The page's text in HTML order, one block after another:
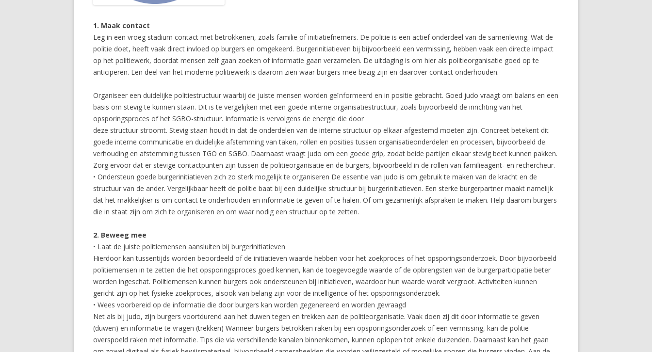
1. Maak contact
Leg in een vroeg stadium contact met betrokkenen, zoals familie of initiatiefnemers. De politie is een actief onderdeel van de samenleving. Wat de
politie doet, heeft vaak direct invloed op burgers en omgekeerd. Burgerinitiatieven bij bijvoorbeeld een vermissing, hebben vaak een directe impact
op het politiewerk, doordat mensen zelf gaan zoeken of informatie gaan verzamelen. De uitdaging is om hier als politieorganisatie goed op te
anticiperen. Een deel van het moderne politiewerk is daarom zien waar burgers mee bezig zijn en daarover contact onderhouden.
Organiseer een duidelijke politiestructuur waarbij de juiste mensen worden geïnformeerd en in positie gebracht. Goed judo vraagt om balans en een
basis om stevig te kunnen staan. Dit is te vergelijken met een goede interne organisatiestructuur, zoals bijvoorbeeld de inrichting van het
opsporingsproces of het SGBO-structuur. Informatie is vervolgens de energie die door
deze structuur stroomt. Stevig staan houdt in dat de onderdelen van de interne structuur op elkaar afgestemd moeten zijn. Concreet betekent dit
goede interne communicatie en duidelijke afstemming van taken, rollen en posities tussen organisatieonderdelen en processen, bijvoorbeeld de
verhouding en afstemming tussen TGO en SGBO. Daarnaast vraagt judo om een goede grip, zodat beide partijen elkaar stevig beet kunnen pakken.
Zorg ervoor dat er stevige contactpunten zijn tussen de politieorganisatie en de burgers, bijvoorbeeld in de rollen van familieagent- en rechercheur.
• Ondersteun goede burgerinitiatieven zich zo sterk mogelijk te organiseren De essentie van judo is om gebruik te maken van de kracht en de
structuur van de ander. Vergelijkbaar heeft de politie baat bij een duidelijke structuur bij burgerinitiatieven. Een sterke burgerpartner maakt namelijk
dat het makkelijker is om contact te onderhouden en informatie te geven of te halen. Of om gezamenlijk afspraken te maken. Help daarom burgers
die in staat zijn om zich te organiseren en om waar nodig een structuur op te zetten.
2. Beweeg mee
• Laat de juiste politiemensen aansluiten bij burgerinitiatieven
Hierdoor kan tussentijds worden beoordeeld of de initiatieven waarde hebben voor het zoekproces of het opsporingsonderzoek. Door bijvoorbeeld
politiemensen in te zetten die het opsporingsproces goed kennen, kan de toegevoegde waarde of de opbrengsten van de burgerparticipatie beter
worden ingeschat. Politiemensen kunnen burgers ook ondersteunen bij initiatieven, waardoor hun waarde wordt vergroot. Activiteiten kunnen
gericht zijn op het fysieke zoekproces, alsook van belang zijn voor de intelligence of het opsporingsonderzoek.
• Wees voorbereid op de informatie die door burgers kan worden gegenereerd en worden gevraagd
Net als bij judo, zijn burgers voortdurend aan het duwen tegen en trekken aan de politieorganisatie. Vaak doen zij dit door informatie te geven
(duwen) en informatie te vragen (trekken) Wanneer burgers betrokken raken bij een opsporingsonderzoek of een vermissing, kan de politie
overspoeld raken met informatie. Tips die via verschillende kanalen binnenkomen, kunnen oplopen tot enkele duizenden. Daarnaast kan het gaan